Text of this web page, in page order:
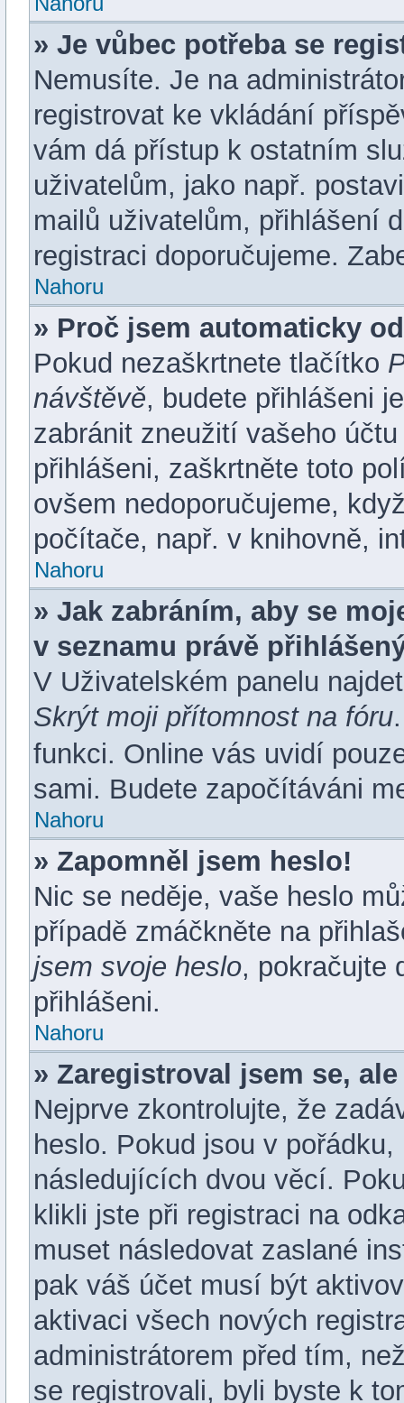
» Je vůbec potřeba se
Nemusíte. Je na
registrovat ke vkládání
vám dá přístup k ostatním
uživatelům, jako např.
mailů uživatelům, přihlášení
registraci doporučujeme.
Nahoru
» Proč jsem automaticky
Pokud nezaškrtnete tlačítko
návštěvě, budete přihlášeni
zabránit zneužití vašeho
přihlášeni, zaškrtněte toto
ovšem nedoporučujeme,
počítače, např. v knihovně,
Nahoru
» Jak zabráním, aby se
v seznamu právě
V Uživatelském panelu
Skrýt moji přítomnost na fóru
funkci. Online vás uvidí
sami. Budete započítáváni
Nahoru
» Zapomněl jsem heslo!
Nic se neděje, vaše heslo
případě zmáčkněte na
jsem svoje heslo, pokračujte
přihlášeni.
Nahoru
» Zaregistroval jsem se,
Nejprve zkontrolujte, že
heslo. Pokud jsou v
následujících dvou věcí.
klikli jste při registraci na
muset následovat zaslané
pak váš účet musí být
aktivaci všech nových
administrátorem před tím,
se registrovali, byli byste k